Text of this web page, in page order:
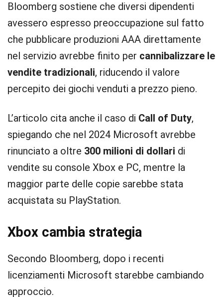
Bloomberg sostiene che diversi dipendenti
avessero espresso preoccupazione sul fatto
che pubblicare produzioni AAA direttamente
nel servizio avrebbe finito per cannibalizzare le
vendite tradizionali, riducendo il valore
percepito dei giochi venduti a prezzo pieno.
L’articolo cita anche il caso di Call of Duty,
spiegando che nel 2024 Microsoft avrebbe
rinunciato a oltre 300 milioni di dollari di
vendite su console Xbox e PC, mentre la
maggior parte delle copie sarebbe stata
acquistata su PlayStation.
Xbox cambia strategia
Secondo Bloomberg, dopo i recenti
licenziamenti Microsoft starebbe cambiando
approccio.